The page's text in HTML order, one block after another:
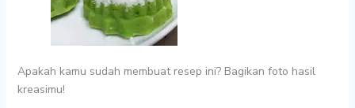
Apakah kamu sudah membuat resep ini? Bagikan foto hasil
kreasimu!